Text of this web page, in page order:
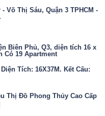
Võ Thị Sáu, Quận 3 TPHCM -
Biên Phủ, Q3, diện tích 16 x
Có 19 Apartment
Tích: 16X37M. Kết Cấu: